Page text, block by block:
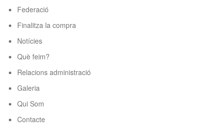
Federació
Finalitza la compra
Notícies
Què feim?
Relacions administració
Galeria
Qui Som
Contacte